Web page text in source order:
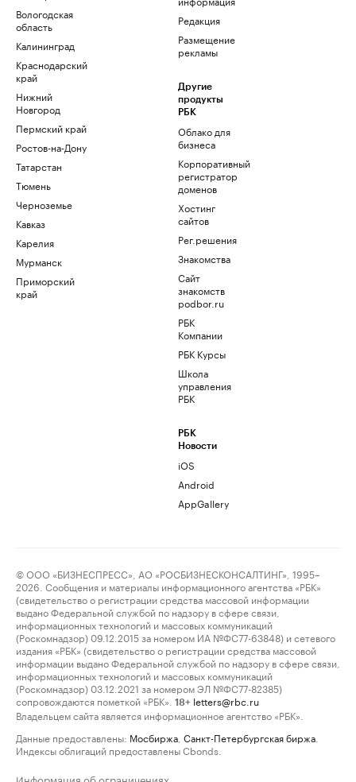
Вологодская
область
Калининград
Краснодарский
край
Нижний
Новгород
Пермский край
Ростов-на-Дону
Татарстан
Тюмень
Черноземье
Кавказ
Карелия
Мурманск
Приморский
край
Редакция
Размещение
рекламы
Другие
продукты
РБК
Облако для
бизнеса
Корпоративный
регистратор
доменов
Хостинг
сайтов
Рег.решения
Знакомства
Сайт
знакомств
podbor.ru
РБК
Компании
РБК Курсы
Школа
управления
РБК
РБК
Новости
iOS
Android
AppGallery
© ООО «БИЗНЕСПРЕСС», АО «РОСБИЗНЕСКОНСАЛТИНГ», 1995–
2026. Сообщения и материалы информационного агентства «РБК»
(свидетельство о регистрации средства массовой информации
выдано Федеральной службой по надзору в сфере связи,
информационных технологий и массовых коммуникаций
(Роскомнадзор) 09.12.2015 за номером ИА №ФС77-63848) и сетевого
издания «РБК» (свидетельство о регистрации средства массовой
информации выдано Федеральной службой по надзору в сфере связи,
информационных технологий и массовых коммуникаций
(Роскомнадзор) 03.12.2021 за номером ЭЛ №ФС77-82385)
сопровождаются пометкой «РБК».
18+ letters@rbc.ru
Владельцем сайта является информационное агентство «РБК».
Данные предоставлены: Мосбиржа Санкт-Петербургская биржа
Индексы облигаций предоставлены Cbonds.